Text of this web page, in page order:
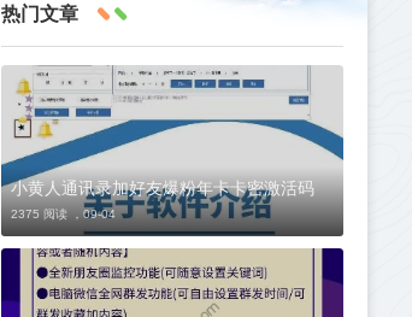
热门文章
小黄人通讯录加好友爆粉年卡卡密激活码
2375 阅读 ， 09-04